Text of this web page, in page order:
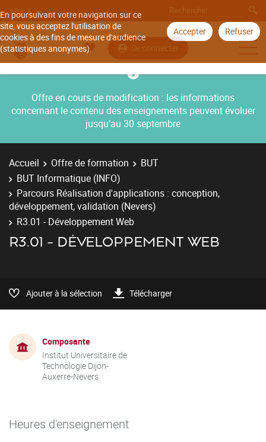
En poursuivant votre navigation sur ce
site, vous acceptez l'utilisation de
cookies à des fins de mesure d'audience
(statistiques anonymes).
Accepter Refuser
Aller à
Se connecter
Offre en cours de modification : les informations
concernant le contenu des enseignements peuvent évoluer
jusqu’au 30 septembre
Accueil Offre de formation
BUT
BUT Informatique (INFO)
Parcours Réalisation d'applications : conception,
développement, validation (Nevers)
R3.01 - Développement Web
R3.01 - DÉVELOPPEMENT WEB
Ajouter à la sélection Télécharger
Composante
Institut Universitaire de
Technologie Dijon-
Auxerre-Nevers
Heures d'enseignement